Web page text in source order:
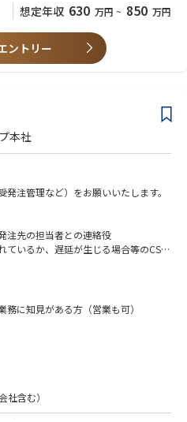
知識・経験を積んでいただき、まずは
いただきます。
想定年収 630 万円 ~ 850 万円
ントリー
本社
注管理など）をお願いいたします。
注先の担当者との連絡役
ているか、遅延が生じる場合等のCS対
ング
直し
た各種打ち手の検討と実行 など
るだけでなく、
門、海外事業などご希望に応じて幅広
に知見がある方（営業も可）
い方
社含む）